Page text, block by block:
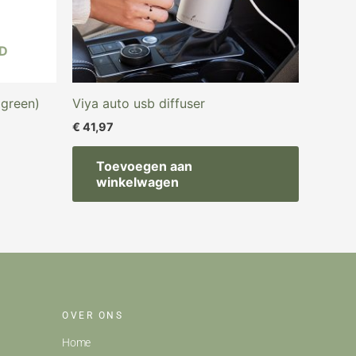
Viya auto usb diffuser
€ 41,97
Toevoegen aan
winkelwagen
OVER ONS
Home